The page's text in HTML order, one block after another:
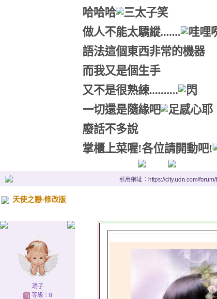
哈哈哈
做人不能太驕縱.......
語法這個東西非常的機器
而我又是個生手
又不是很熟練..........
一切還是隨緣吧
廢話不多說
掌櫃上菜喔!各位請開動吧!
引用網址：https://city.udn.com/
天使之戀-修改版
琇子
等級：8